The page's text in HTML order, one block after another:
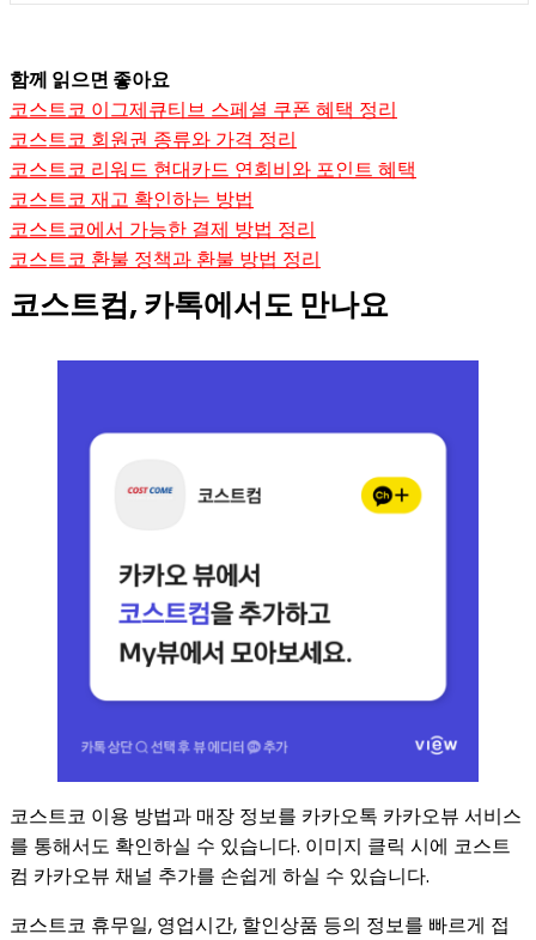
함께 읽으면 좋아요
코스트코 이그제큐티브 스페셜 쿠폰 혜택 정리
코스트코 회원권 종류와 가격 정리
코스트코 리워드 현대카드 연회비와 포인트 혜택
코스트코 재고 확인하는 방법
코스트코에서 가능한 결제 방법 정리
코스트코 환불 정책과 환불 방법 정리
코스트컴, 카톡에서도 만나요
코스트코 이용 방법과 매장 정보를 카카오톡 카카오뷰 서비스
를 통해서도 확인하실 수 있습니다. 이미지 클릭 시에 코스트
컴 카카오뷰 채널 추가를 손쉽게 하실 수 있습니다.
코스트코 휴무일, 영업시간, 할인상품 등의 정보를 빠르게 접